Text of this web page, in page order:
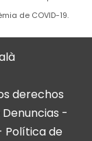
de COVID-19.
derechos
-
Política de